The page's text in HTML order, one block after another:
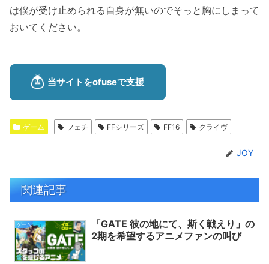
は僕が受け止められる自身が無いのでそっと胸にしまって
おいてください。
ゲーム フェチ FFシリーズ FF16 クライヴ
JOY
関連記事
ゲーム
「GATE 彼の地にて、斯く戦えり」の
2期を希望するアニメファンの叫び